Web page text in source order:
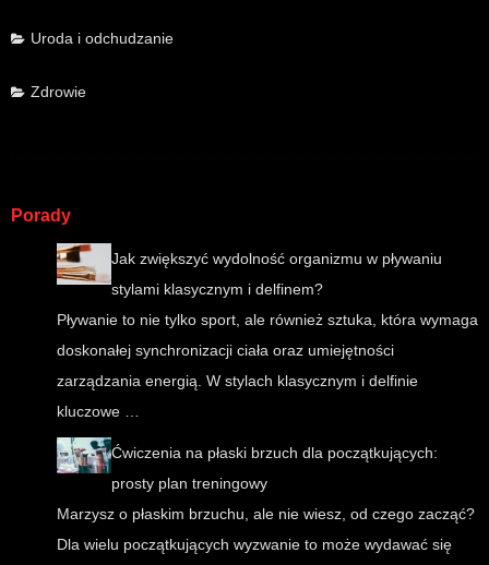
Uroda i odchudzanie
Zdrowie
Porady
Jak zwiększyć wydolność organizmu w pływaniu
stylami klasycznym i delfinem?
Pływanie to nie tylko sport, ale również sztuka, która wymaga
doskonałej synchronizacji ciała oraz umiejętności
zarządzania energią. W stylach klasycznym i delfinie
kluczowe …
Ćwiczenia na płaski brzuch dla początkujących:
prosty plan treningowy
Marzysz o płaskim brzuchu, ale nie wiesz, od czego zacząć?
Dla wielu początkujących wyzwanie to może wydawać się